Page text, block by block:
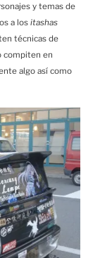
y temas de
a los itashas
técnicas de
compiten en
algo así como